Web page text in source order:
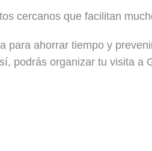
cercanos que facilitan
para ahorrar tiempo y
podrás organizar tu visita